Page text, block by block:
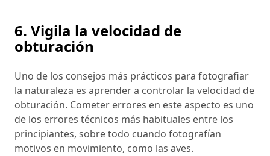
6. Vigila la velocidad de
obturación
Uno de los consejos más prácticos para fotografiar
la naturaleza es aprender a controlar la velocidad de
obturación. Cometer errores en este aspecto es uno
de los errores técnicos más habituales entre los
principiantes, sobre todo cuando fotografían
motivos en movimiento, como las aves.